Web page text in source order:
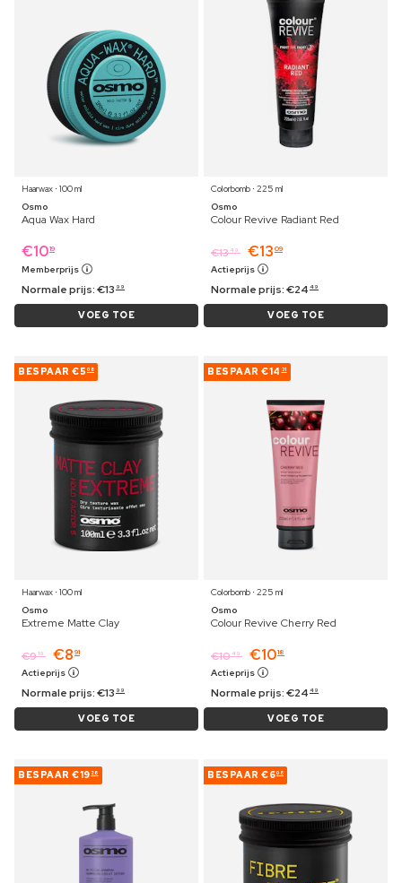
Haarwax ⋅ 100 ml
Osmo
Aqua Wax Hard
€1019
Memberprijs
Normale prijs:€13 99
VOEG TOE
Colorbomb ⋅ 225 ml
Osmo
Colour Revive Radiant Red
€13 49 €13 09
Actieprijs
Normale prijs:€24 49
VOEG TOE
BESPAAR €5 08
Haarwax ⋅ 100 ml
Osmo
Extreme Matte Clay
€919 €8 91
Actieprijs
Normale prijs:€13 99
VOEG TOE
BESPAAR €14 31
Colorbomb ⋅ 225 ml
Osmo
Colour Revive Cherry Red
€10 49 €1018
Actieprijs
Normale prijs:€24 49
VOEG TOE
BESPAAR €19 28 BESPAAR €608